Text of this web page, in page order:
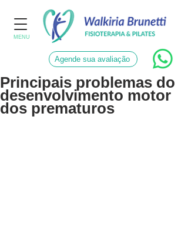
MENU
Agende sua avaliação
Principais problemas do
desenvolvimento motor
dos prematuros